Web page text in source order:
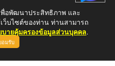
พื่อพัฒนาประสิทธิภาพ และ
บไซต์ของท่าน ท่านสามารถ
บายคุ้มครองข้อมูลส่วนบุคคล.
อมรับ